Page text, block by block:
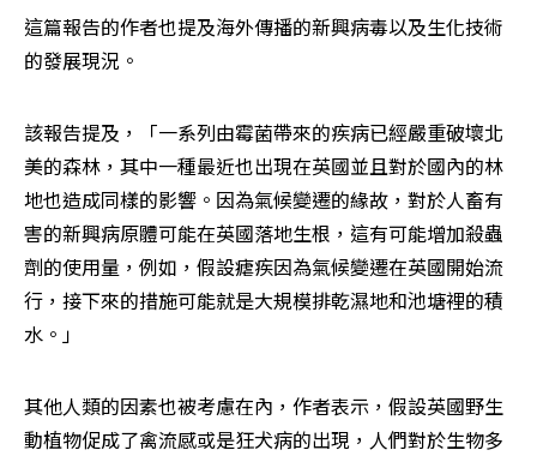
這篇報告的作者也提及海外傳播的新興病毒以及生化技術
的發展現況。
該報告提及，「一系列由霉菌帶來的疾病已經嚴重破壞北
美的森林，其中一種最近也出現在英國並且對於國內的林
地也造成同樣的影響。因為氣候變遷的緣故，對於人畜有
害的新興病原體可能在英國落地生根，這有可能增加殺蟲
劑的使用量，例如，假設瘧疾因為氣候變遷在英國開始流
行，接下來的措施可能就是大規模排乾濕地和池塘裡的積
水。」
其他人類的因素也被考慮在內，作者表示，假設英國野生
動植物促成了禽流感或是狂犬病的出現，人們對於生物多